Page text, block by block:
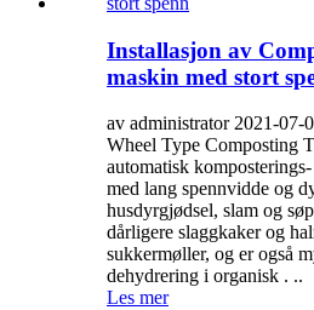
Installasjon av
maskin med stort
av administrator 2021-07-
Wheel Type Composting
automatisk
med lang spennvidde og
husdyrgjødsel, slam og
dårligere slaggkaker og
sukkermøller, og er også
dehydrering i organisk . ..
Les mer